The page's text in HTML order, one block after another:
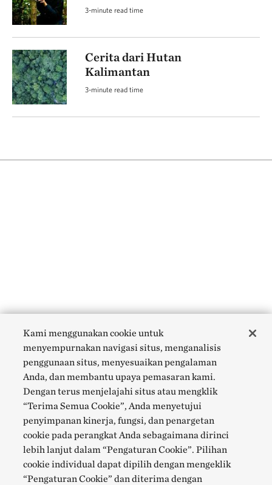
3-minute read time
Cerita dari Hutan
Kalimantan
3-minute read time
Kami menggunakan cookie untuk
menyempurnakan navigasi situs, menganalisis
penggunaan situs, menyesuaikan pengalaman
Anda, dan membantu upaya pemasaran kami.
Dengan terus menjelajahi situs atau mengklik
“Terima Semua Cookie”, Anda menyetujui
penyimpanan kinerja, fungsi, dan penargetan
cookie pada perangkat Anda sebagaimana dirinci
lebih lanjut dalam “Pengaturan Cookie”. Pilihan
cookie individual dapat dipilih dengan mengeklik
“Pengaturan Cookie” dan diterima dengan